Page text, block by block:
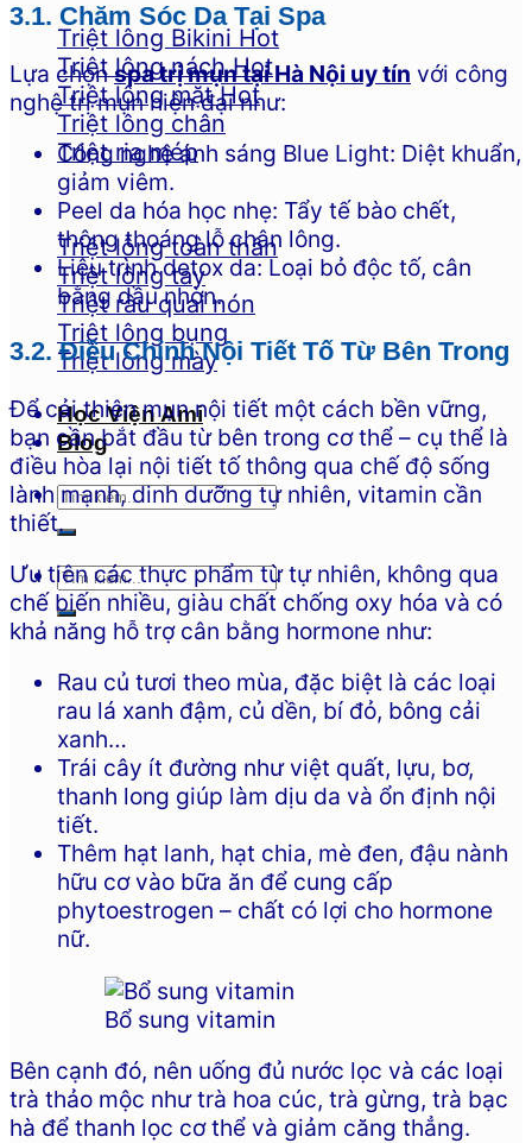
Triệt lông Bikini
Triệt lông nách
Triệt lông mặt
Triệt lông chân
Triệt ria mép
Triệt lông toàn thân
Triệt lông tay
Triệt râu quai nón
Triệt lông bụng
Triệt lông mày
Học Viện Ami
Blog
3.1. Chăm Sóc Da Tại Spa
Lựa chọnspa trị mụn tại Hà Nội uy tín với công
nghệ trị mụn hiện đại như:
Công nghệ ánh sáng Blue Light: Diệt khuẩn,
giảm viêm.
Peel da hóa học nhẹ: Tẩy tế bào chết,
thông thoáng lỗ chân lông.
Liệu trình detox da: Loại bỏ độc tố, cân
bằng dầu nhờn.
3.2. Điều Chỉnh Nội Tiết Tố Từ Bên Trong
Để cải thiện mụn nội tiết một cách bền vững,
bạn cần bắt đầu từ bên trong cơ thể – cụ thể là
điều hòa lại nội tiết tố thông qua chế độ sống
lành mạnh, dinh dưỡng tự nhiên, vitamin cần
thiết.
Ưu tiên các thực phẩm từ tự nhiên, không qua
chế biến nhiều, giàu chất chống oxy hóa và có
khả năng hỗ trợ cân bằng hormone như:
Rau củ tươi theo mùa, đặc biệt là các loại
rau lá xanh đậm, củ dền, bí đỏ, bông cải
xanh…
Trái cây ít đường như việt quất, lựu, bơ,
thanh long giúp làm dịu da và ổn định nội
tiết.
Thêm hạt lanh, hạt chia, mè đen, đậu nành
hữu cơ vào bữa ăn để cung cấp
phytoestrogen – chất có lợi cho hormone
nữ.
Bổ sung vitamin
Bên cạnh đó, nên uống đủ nước lọc và các loại
trà thảo mộc như trà hoa cúc, trà gừng, trà bạc
hà để thanh lọc cơ thể và giảm căng thẳng.